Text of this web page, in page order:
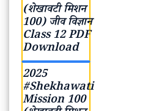
2025
#Shekhawati
Mission 100
(शेखावटी मिशन
100) राजनीति
विज्ञान Class
12 PDF
Download